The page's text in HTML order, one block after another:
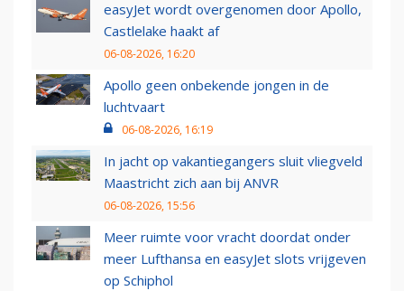
easyJet wordt overgenomen door Apollo,
Castlelake haakt af
06-08-2026, 16:20
Apollo geen onbekende jongen in de
luchtvaart
06-08-2026, 16:19
In jacht op vakantiegangers sluit vliegveld
Maastricht zich aan bij ANVR
06-08-2026, 15:56
Meer ruimte voor vracht doordat onder
meer Lufthansa en easyJet slots vrijgeven
op Schiphol